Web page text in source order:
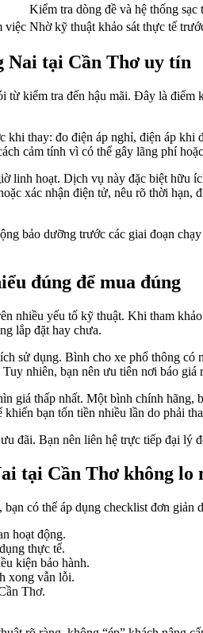
Kiểm tra dòng đề và hệ thống
việc Nhờ kỹ thuật khảo sát thực tế
Nai tại Cần Thơ uy tín
kiểm tra đến hậu mãi. Đây là
thay: đo điện áp nghỉ, điện áp
cảm tính vì có thể gây lãng phí
linh hoạt. Dịch vụ này đặc biệt hữu
xác nhận điện tử, nêu rõ thời
bảo dưỡng trước các giai đoạn
đúng để mua đúng
nhiều yếu tố kỹ thuật. Khi tham
lắp đặt hay chưa.
sử dụng. Bình cho xe phổ thông
nhiên, bạn nên ưu tiên nơi báo
giá thấp nhất. Một bình chính
bạn tốn tiền nhiều lần do phải
đãi. Bạn nên liên hệ trực tiếp đại lý
tại Cần Thơ không lo
có thể áp dụng checklist đơn giản
hoạt động.
thực tế.
kiện bảo hành.
xong vẫn lỗi.
Thơ.